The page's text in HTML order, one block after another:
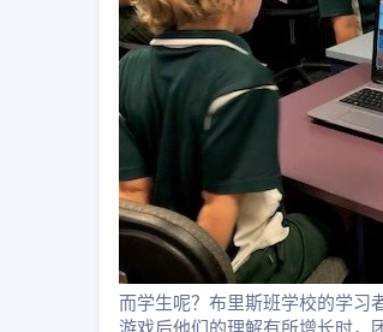
而学生呢？布里斯班学校的学习